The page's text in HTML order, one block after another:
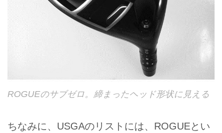
ROGUEのサブゼロ。締まったヘッド形状に見える
ちなみに、USGAのリストには、ROGUEとい